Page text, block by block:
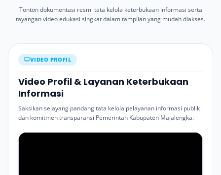
Tonton dokumentasi resmi tata kelola keterbukaan informasi serta
tayangan video edukasi singkat dalam tampilan yang mudah diakses.
VIDEO PROFIL
Video Profil & Layanan Keterbukaan
Informasi
Saksikan selayang pandang tata kelola pelayanan informasi publik
dan komitmen transparansi Pemerintah Kabupaten Majalengka.